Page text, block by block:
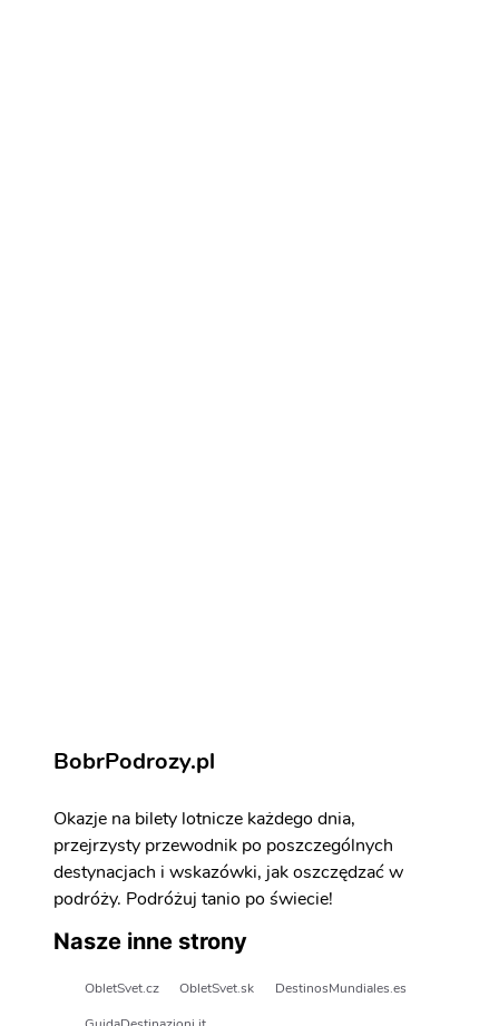
BobrPodrozy.pl
Okazje na bilety lotnicze każdego dnia,
przejrzysty przewodnik po poszczególnych
destynacjach i wskazówki, jak oszczędzać w
podróży. Podróżuj tanio po świecie!
Nasze inne strony
ObletSvet.cz ObletSvet.sk
DestinosMundiales.es